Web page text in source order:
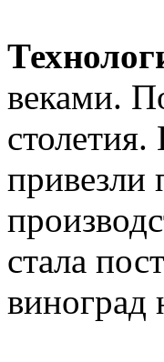
веками.
столетия.
привезли
стала
виноград